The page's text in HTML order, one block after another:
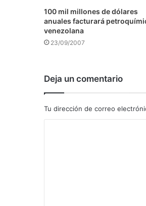
100 mil millones de dólares
anuales facturará
venezolana
23/09/2007
Deja un comentario
Tu dirección de correo